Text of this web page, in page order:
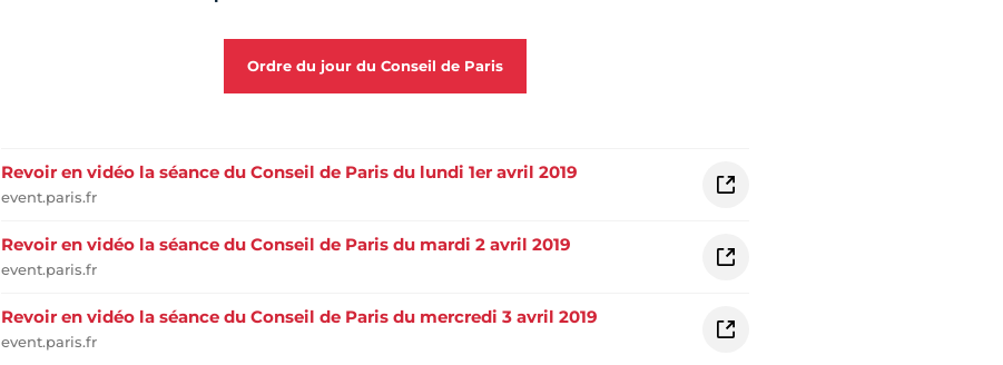
Ordre du jour du Conseil de Paris
Revoir en vidéo la séance du Conseil de Paris du lundi 1er avril 2019
event.paris.fr
Revoir en vidéo la séance du Conseil de Paris du mardi 2 avril 2019
event.paris.fr
Revoir en vidéo la séance du Conseil de Paris du mercredi 3 avril 2019
event.paris.fr